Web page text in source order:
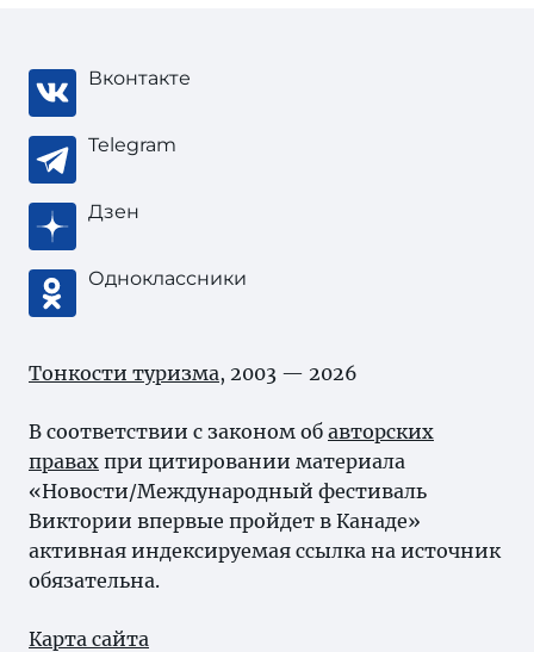
Вконтакте
Telegram
Дзен
Одноклассники
Тонкости туризма, 2003 — 2026
В соответствии с законом об авторских
правах при цитировании материала
«Новости/Международный фестиваль
Виктории впервые пройдет в Канаде»
активная индексируемая ссылка на источник
обязательна.
Карта сайта